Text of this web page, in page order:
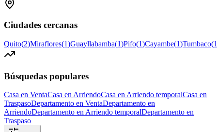
Ciudades cercanas
Quito(2)Miraflores(1)Guayllabamba(1)Pifo(1)Cayambe(1)Tumbaco(1
Búsquedas populares
Casa en VentaCasa en ArriendoCasa en Arriendo temporalCasa en
TraspasoDepartamento en VentaDepartamento en
ArriendoDepartamento en Arriendo temporalDepartamento en
Traspaso